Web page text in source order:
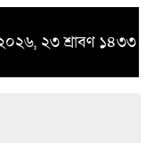
২৩ শ্রাবণ ১৪৩৩